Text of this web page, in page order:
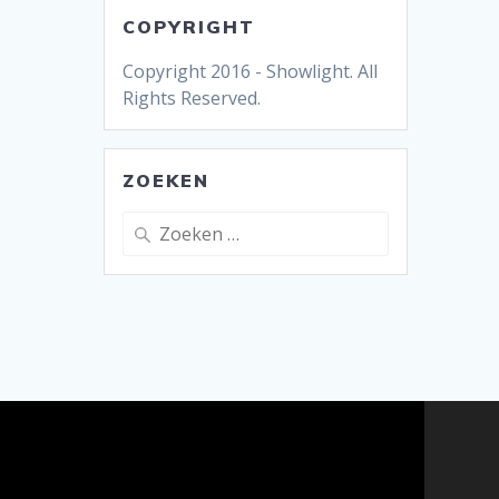
COPYRIGHT
Copyright 2016 - Showlight. All
Rights Reserved.
ZOEKEN
Zoeken